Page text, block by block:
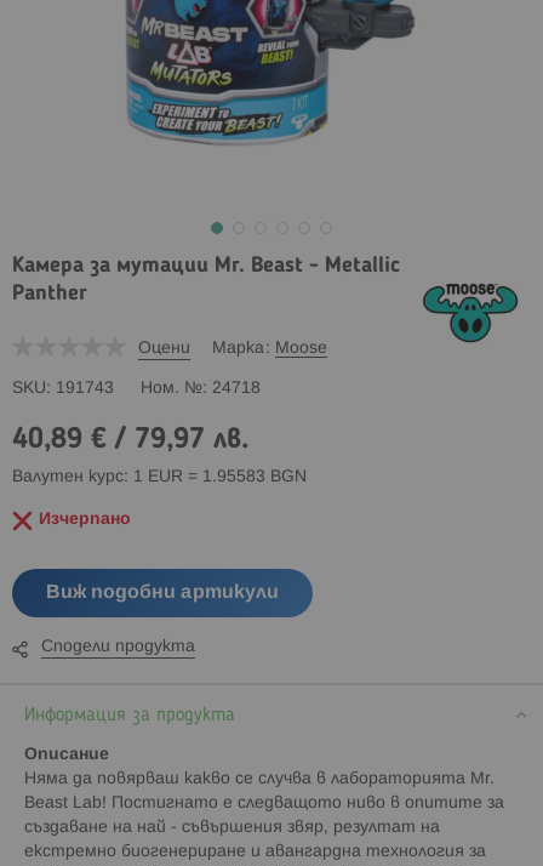
Камера за мутации Mr. Beast - Metallic
Panther
Оцени Марка Moose
SKU 191743 Ном. № 24718
40,89 € / 79,97 лв.
Валутен курс: 1 EUR = 1.95583 BGN
Изчерпано
Виж подобни артикули
Сподели продукта
Информация за продукта
Описание
Няма да повярваш какво се случва в лабораторията Mr.
Beast Lab! Постигнато е следващото ниво в опитите за
създаване на най - съвършения звяр, резултат на
екстремно биогенериране и авангардна технология за